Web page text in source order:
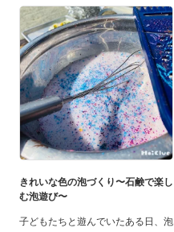
きれいな色の泡づくり〜石鹸で楽し
む泡遊び〜
子どもたちと遊んでいたある日、泡